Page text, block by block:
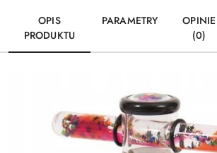
OPIS
PRODUKTU
PARAMETRY
OPINIE
(0)